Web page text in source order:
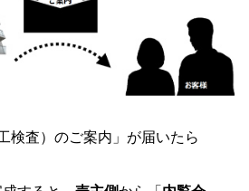
検査）のご案内」が届いたら